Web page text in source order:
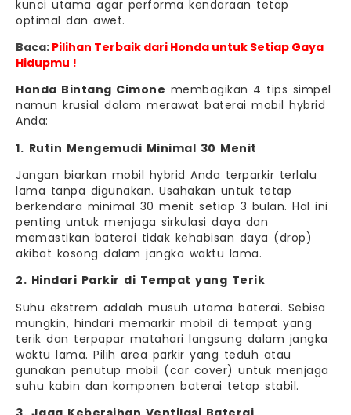
kunci utama agar performa kendaraan tetap
optimal dan awet.
Baca: Pilihan Terbaik dari Honda untuk Setiap Gaya
Hidupmu !
Honda Bintang Cimone membagikan 4 tips simpel
namun krusial dalam merawat baterai mobil hybrid
Anda:
1. Rutin Mengemudi Minimal 30 Menit
Jangan biarkan mobil hybrid Anda terparkir terlalu
lama tanpa digunakan. Usahakan untuk tetap
berkendara minimal 30 menit setiap 3 bulan. Hal ini
penting untuk menjaga sirkulasi daya dan
memastikan baterai tidak kehabisan daya (drop)
akibat kosong dalam jangka waktu lama.
2. Hindari Parkir di Tempat yang Terik
Suhu ekstrem adalah musuh utama baterai. Sebisa
mungkin, hindari memarkir mobil di tempat yang
terik dan terpapar matahari langsung dalam jangka
waktu lama. Pilih area parkir yang teduh atau
gunakan penutup mobil (car cover) untuk menjaga
suhu kabin dan komponen baterai tetap stabil.